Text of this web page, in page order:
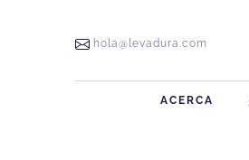
hola@levadura.com
ACERCA